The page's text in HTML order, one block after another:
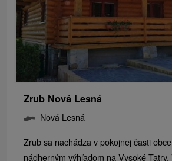
Zrub Nová Lesná
Nová Lesná
Zrub sa nachádza v pokojnej časti
nádherným výhľadom na Vysoké Tatry.